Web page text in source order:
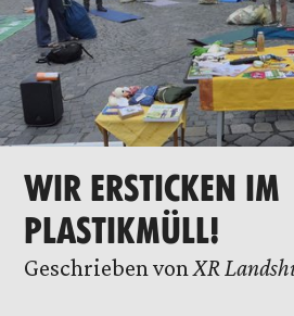
WIR ERSTICKEN IM
PLASTIKMÜLL!
Geschrieben vonXR